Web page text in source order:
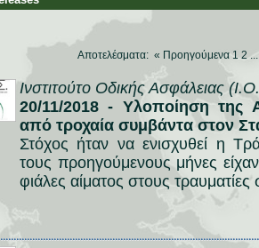
Αποτελέσματα: « Προηγούμενα1 2
Ινστιτούτο Οδικής Ασφάλειας
20/11/2018 - Υλοποίηση της
από τροχαία συμβάντα στον
Στόχος ήταν να ενισχυθεί η
τους προηγούμενους μήνες
φιάλες αίματος στους τραυματίες